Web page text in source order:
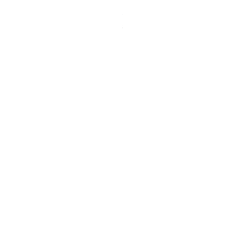
Giá
35.000.000 ₫